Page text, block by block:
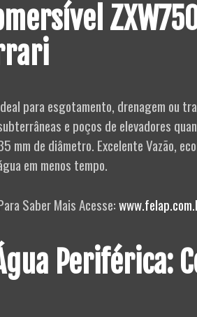
para esgotamento, drenagem ou
e poços de elevadores
mm de diâmetro. Excelente Vazão,
em menos tempo.
Saber Mais Acesse:
Periférica: